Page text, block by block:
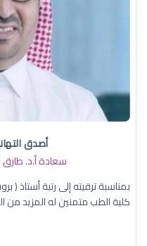
أصدق
سعادة أ.د. ​طارق
بمناسبة ترقيته إلى رتبة
كلية الطب متمنين له المزيد من